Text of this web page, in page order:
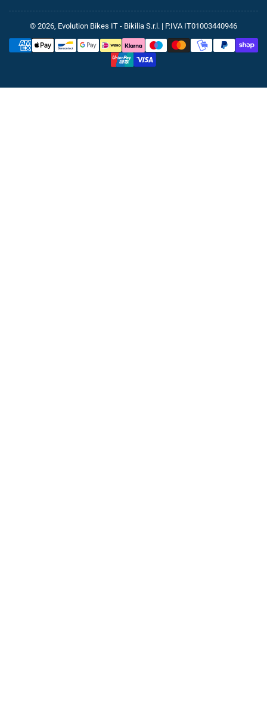
© 2026, Evolution Bikes IT - Bikilia S.r.l. | P.IVA IT01003440946
Metodi
di
pagamento